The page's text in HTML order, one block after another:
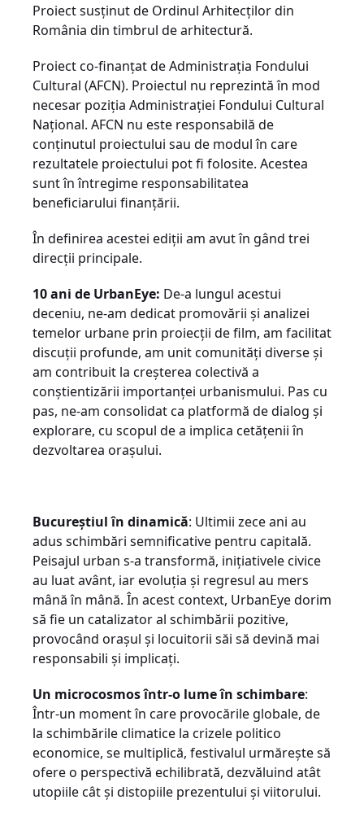
Proiect susținut de Ordinul Arhitecților din
România din timbrul de arhitectură.
Proiect co-finanțat de Administrația Fondului
Cultural (AFCN). Proiectul nu reprezintă în mod
necesar poziția Administrației Fondului Cultural
Național. AFCN nu este responsabilă de
conținutul proiectului sau de modul în care
rezultatele proiectului pot fi folosite. Acestea
sunt în întregime responsabilitatea
beneficiarului finanțării.
În definirea acestei ediții am avut în gând trei
direcții principale.
10 ani de UrbanEye: De-a lungul acestui
deceniu, ne-am dedicat promovării și analizei
temelor urbane prin proiecții de film, am facilitat
discuții profunde, am unit comunități diverse și
am contribuit la creșterea colectivă a
conștientizării importanței urbanismului. Pas cu
pas, ne-am consolidat ca platformă de dialog și
explorare, cu scopul de a implica cetățenii în
dezvoltarea orașului.
Bucureștiul în dinamică: Ultimii zece ani au
adus schimbări semnificative pentru capitală.
Peisajul urban s-a transformă, inițiativele civice
au luat avânt, iar evoluția și regresul au mers
mână în mână. În acest context, UrbanEye dorim
să fie un catalizator al schimbării pozitive,
provocând orașul și locuitorii săi să devină mai
responsabili și implicați.
Un microcosmos într-o lume în schimbare:
Într-un moment în care provocările globale, de
la schimbările climatice la crizele politico
economice, se multiplică, festivalul urmărește să
ofere o perspectivă echilibrată, dezvăluind atât
utopiile cât și distopiile prezentului și viitorului.